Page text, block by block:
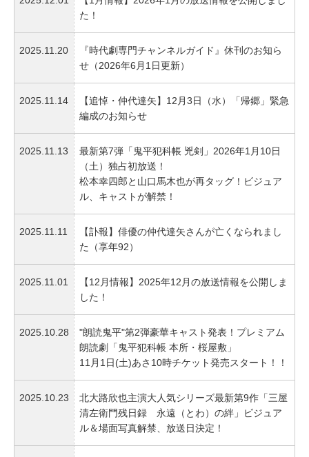
た！
2025.11.20
『時代劇専門チャンネルガイド』休刊のお知ら
せ（2026年6月1日更新）
2025.11.14
【追悼・仲代達矢】12月3日（水）「帰郷」緊急
編成のお知らせ
2025.11.13
最新第7弾「鬼平犯科帳 兇剣」2026年1月10日
（土）独占初放送！
松本幸四郎と山口馬木也が再タッグ！ビジュア
ル、キャストが解禁！
2025.11.11
【訃報】俳優の仲代達矢さんが亡くなられまし
た（享年92）
2025.11.01
【12月情報】2025年12月の放送情報を公開しま
した！
2025.10.28
"朗読鬼平"第2弾豪華キャスト発表！プレミアム
朗読劇「鬼平犯科帳 本所・桜屋敷」
11月1日(土)あさ10時チケット発売スタート！！
2025.10.23
北大路欣也主演大人気シリーズ最新第9作「三屋
清左衛門残日録 永遠（とわ）の絆」ビジュア
ル＆場面写真解禁、放送日決定！